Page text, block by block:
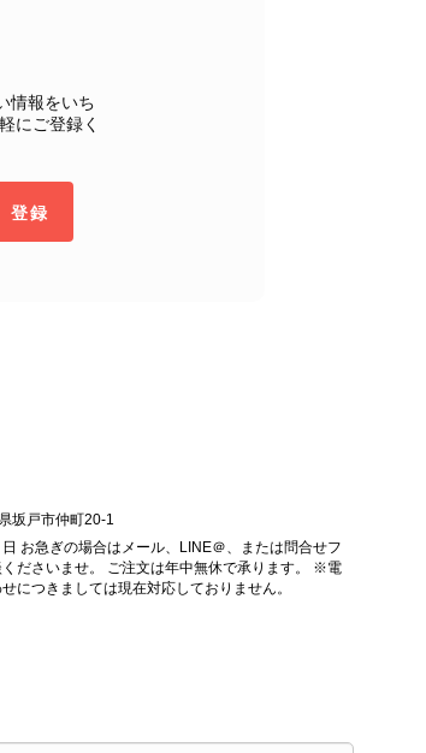
いただき、誠にありがとうございます。
とのこと、安心いたしました。 「初め
はの魅力をお気に召していただけたこと、
グに続き、今回のバッグも「一軍バッ
VintageShop solo
ただき、ありがとうございました。
くご愛用いただけましたら幸いです。 ま
情報をいち
にご登録く
登録
坂戸市仲町20-1
お急ぎの場合はメール、LINE＠、または問合せフ
くださいませ。 ご注文は年中無休で承ります。 ※電
につきましては現在対応しておりません。